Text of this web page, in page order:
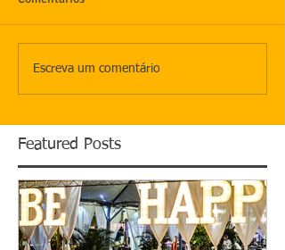
Escreva um comentário
Featured Posts